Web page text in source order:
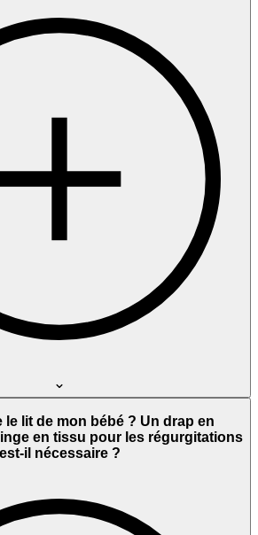
le lit de mon bébé ? Un drap en
en tissu pour les régurgitations
est-il nécessaire ?